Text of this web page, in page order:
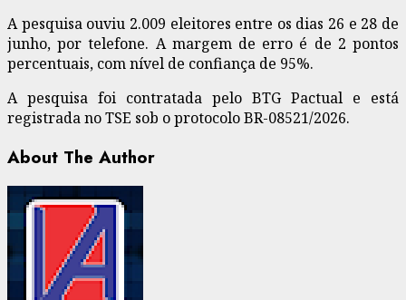
A pesquisa ouviu 2.009 eleitores entre os dias 26 e 28 de
junho, por telefone. A margem de erro é de 2 pontos
percentuais, com nível de confiança de 95%.
A pesquisa foi contratada pelo BTG Pactual e está
registrada no TSE sob o protocolo BR-08521/2026.
About The Author